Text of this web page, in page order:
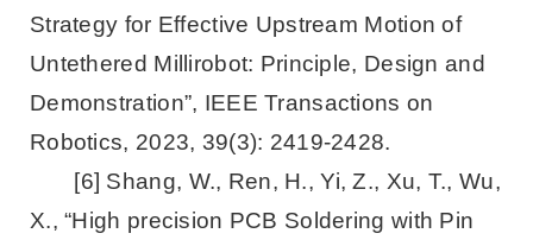
Strategy for Effective Upstream Motion of
Untethered Millirobot: Principle, Design and
Demonstration”, IEEE Transactions on
Robotics, 2023, 39(3): 2419-2428.
[6] Shang, W., Ren, H., Yi, Z., Xu, T., Wu,
X., “High precision PCB Soldering with Pin